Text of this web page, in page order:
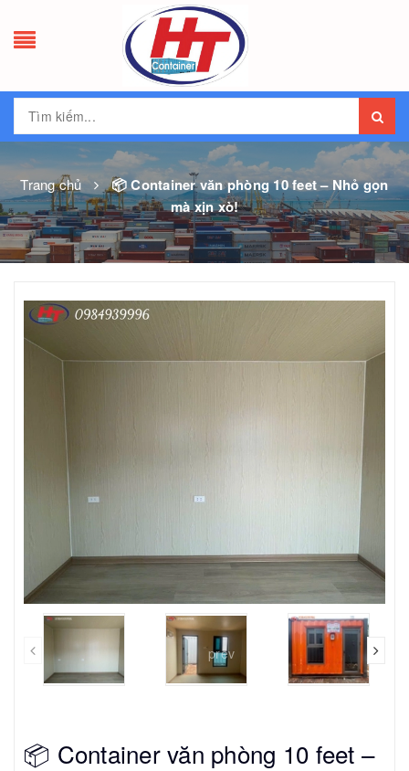
Trang chủ
📦 Container văn phòng 10 feet – Nhỏ gọn
mà xịn xò!
prev
📦 Container văn phòng 10 feet –